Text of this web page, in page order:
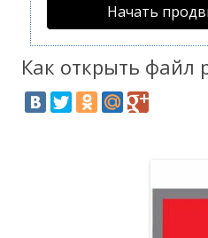
Начать
Как открыть файл